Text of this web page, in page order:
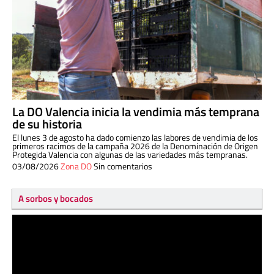
La DO Valencia inicia la vendimia más temprana
de su historia
El lunes 3 de agosto ha dado comienzo las labores de vendimia de los
primeros racimos de la campaña 2026 de la Denominación de Origen
Protegida Valencia con algunas de las variedades más tempranas.
03/08/2026Zona DOSin comentarios
A sorbos y bocados